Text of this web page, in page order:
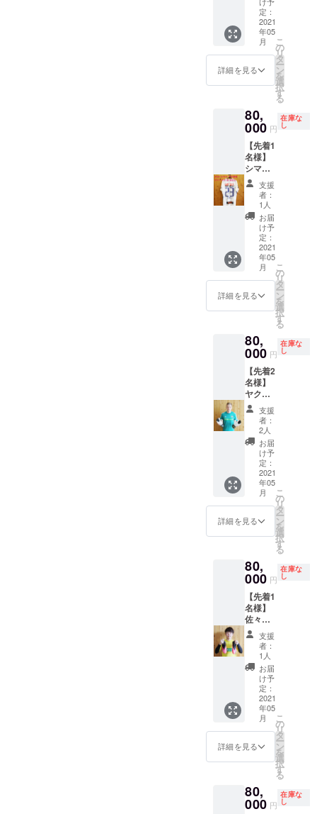
スプレ
イケー
ス、直
筆メッ
セージ
入り生
写真付
き
定：
2021
年05
月
詳細を見る
こ
の
リ
タ
ー
ン
を
選
択
す
る
80,
000 円
在庫な
し
【先着1
名様】
シマオ
マテ 選
手 サイ
ン入り
2020
2nd 着
用ユニ
フォー
ム 直筆
メッ
セージ
入り生
写真付
き
支援
者：
1人
お届
け予
定：
2021
年05
月
詳細を見る
こ
の
リ
タ
ー
ン
を
選
択
す
る
80,
000 円
在庫な
し
【先着2
名様】
ヤクブ
スウォ
ビィク
選手 サ
イン入
りグ
ローブ
直筆
メッ
セージ
入り生
写真付
き ※グ
ローブ
は選べ
ません
のでご
了承く
ださ
い。
支援
者：
2人
お届
け予
定：
2021
年05
月
詳細を見る
こ
の
リ
タ
ー
ン
を
選
択
す
る
80,
000 円
在庫な
し
【先着1
名様】
佐々木
匠選手
サイン
入りス
パイク
ディス
プレイ
ケー
ス、直
筆メッ
セージ
入り生
写真付
き
支援
者：
1人
お届
け予
定：
2021
年05
月
詳細を見る
こ
の
リ
タ
ー
ン
を
選
択
す
る
80,
000 円
在庫な
し